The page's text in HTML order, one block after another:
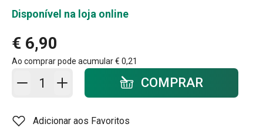
Disponível na loja online
€ 6,90
Ao comprar pode acumular€ 0,21
Adicionar ao carrinho - quantidadeCOMPRAR
Adicionar aos Favoritos